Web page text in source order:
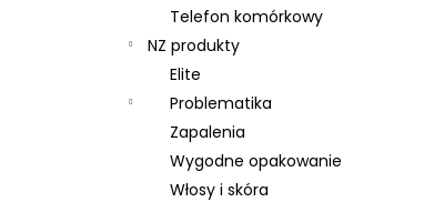
Telefon komórkowy
NZ produkty
Elite
Problematika
Zapalenia
Wygodne opakowanie
Włosy i skóra